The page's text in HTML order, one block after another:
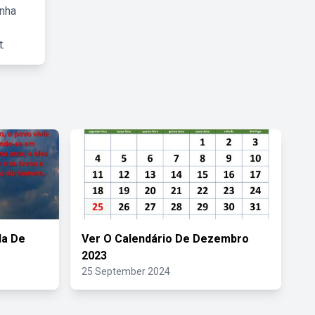
De
Ver O Calendário De Dezembro
2023
25 September 2024